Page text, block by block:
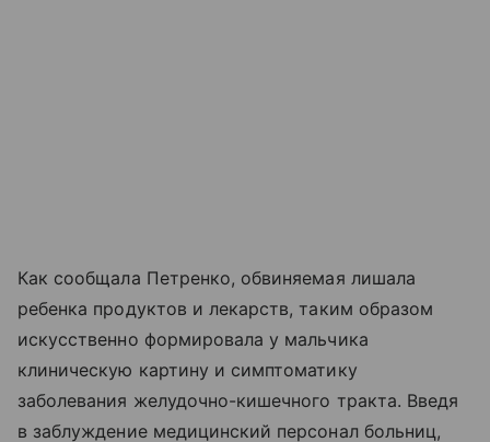
Как сообщала Петренко, обвиняемая лишала
ребенка продуктов и лекарств, таким образом
искусственно формировала у мальчика
клиническую картину и симптоматику
заболевания желудочно-кишечного тракта. Введя
в заблуждение медицинский персонал больниц,